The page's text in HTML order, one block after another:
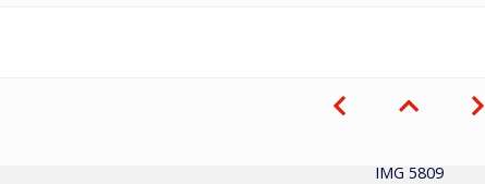
IMG 5809